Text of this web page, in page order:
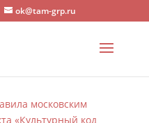
ok@tam-grp.ru